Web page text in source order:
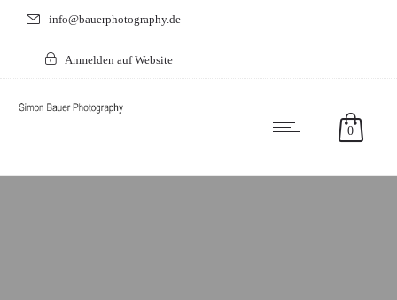
info@bauerphotography.de
Anmelden auf Website
0